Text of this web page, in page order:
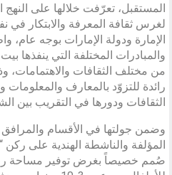
المستقبل، تعرّفت خلالها على النهج
لغرس ثقافة المعرفة والابتكار
الإمارة ودولة الإمارات بوجه عام،
والمبادرات المختلفة التي ينفذها
من مختلف الثقافات والاهتمامات،
رائدة للتزوّد بالمعارف والمعلومات
الثقافات ودورها في التقريب بين
وضمن جولتها في الأقسام
المؤلفة والناشطة الهندية على
صُمم خصيصاً بغرض توفير مساحة رحبة